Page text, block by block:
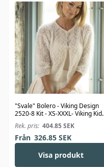
"Svale" Bolero - Viking Design
2520-8 Kit - XS-XXXL- Viking Kid-
Silk
Rek. pris: 404.85SEK
Från 326.85SEK
Visa produkt